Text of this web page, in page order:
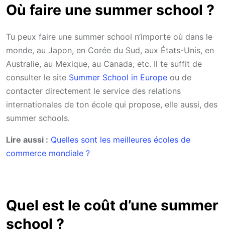
Où faire une summer school ?
Tu peux faire une summer school n’importe où dans le
monde, au Japon, en Corée du Sud, aux États-Unis, en
Australie, au Mexique, au Canada, etc. Il te suffit de
consulter le site Summer School in Europe ou de
contacter directement le service des relations
internationales de ton école qui propose, elle aussi, des
summer schools.
Lire aussi : Quelles sont les meilleures écoles de
commerce mondiale ?
Quel est le coût d’une summer
school ?